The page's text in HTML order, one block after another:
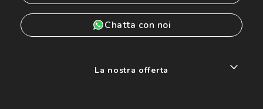
Chatta con noi
La nostra offerta